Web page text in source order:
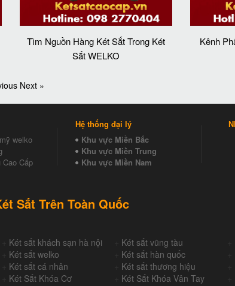
Tìm Nguồn Hàng Két Sắt Trong Két
Sắt WELKO
Kênh
Next »
welko
Cấp
Hệ thống đại lý
Khu vực Miền Bắc
Khu vực Miền Trung
Khu vực Miền Nam
Sắt Trên Toàn Quốc
Két sắt khách sạn hà nội Két sắt vũng tàu
Két sắt welko Két sắt hàn quốc
Két sắt cá nhân Két sắt thương hiệu
Két Sắt Khóa Cơ Két Sắt Khóa Vân Tay